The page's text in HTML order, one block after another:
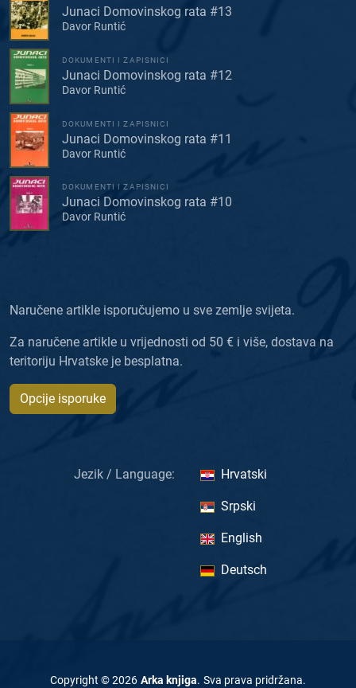
Junaci Domovinskog rata #13
Davor Runtić
DOKUMENTI I ZAPISNICI
Junaci Domovinskog rata #12
Davor Runtić
DOKUMENTI I ZAPISNICI
Junaci Domovinskog rata #11
Davor Runtić
DOKUMENTI I ZAPISNICI
Junaci Domovinskog rata #10
Davor Runtić
Naručene artikle isporučujemo u sve zemlje svijeta.
Za naručene artikle u vrijednosti od 50 € i više, dostava na
teritoriju Hrvatske je besplatna.
Opcije isporuke
Jezik / Language: Hrvatski
Srpski
English
Deutsch
Copyright ©2026 Arka knjiga. Sva prava pridržana.